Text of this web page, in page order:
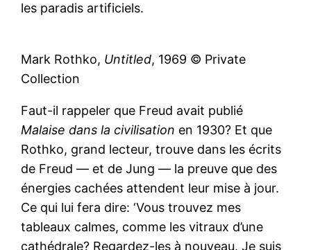
les paradis artificiels.
Mark Rothko, Untitled, 1969 © Private
Collection
Faut-il rappeler que Freud avait publié
Malaise dans la civilisation en 1930? Et que
Rothko, grand lecteur, trouve dans les écrits
de Freud — et de Jung — la preuve que des
énergies cachées attendent leur mise à jour.
Ce qui lui fera dire: ‘Vous trouvez mes
tableaux calmes, comme les vitraux d’une
cathédrale? Regardez-les à nouveau. Je suis